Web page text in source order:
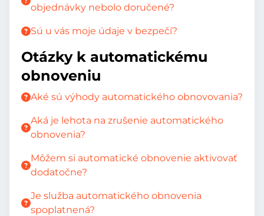
objednávky nebolo doručené?
Sú u vás moje údaje v bezpečí?
Otázky k automatickému
obnoveniu
Aké sú výhody automatického obnovovania?
Aká je lehota na zrušenie automatického
obnovenia?
Môžem si automatické obnovenie aktivovať
dodatočne?
Je služba automatického obnovenia
spoplatnená?